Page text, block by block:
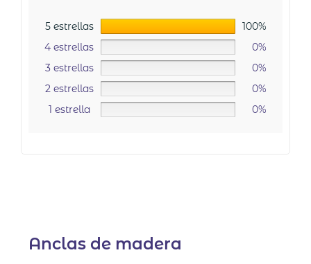
5 estrellas
100%
4 estrellas
0%
3 estrellas
0%
2 estrellas
0%
1 estrella
0%
Anclas de madera